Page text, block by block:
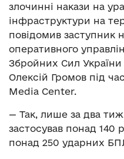
злочинні накази на
інфраструктури на
повідомив заступник
оперативного
Збройних Сил
Олексій Громов під
Media Center.
— Так, лише за два
застосував понад 140
понад 250 ударних